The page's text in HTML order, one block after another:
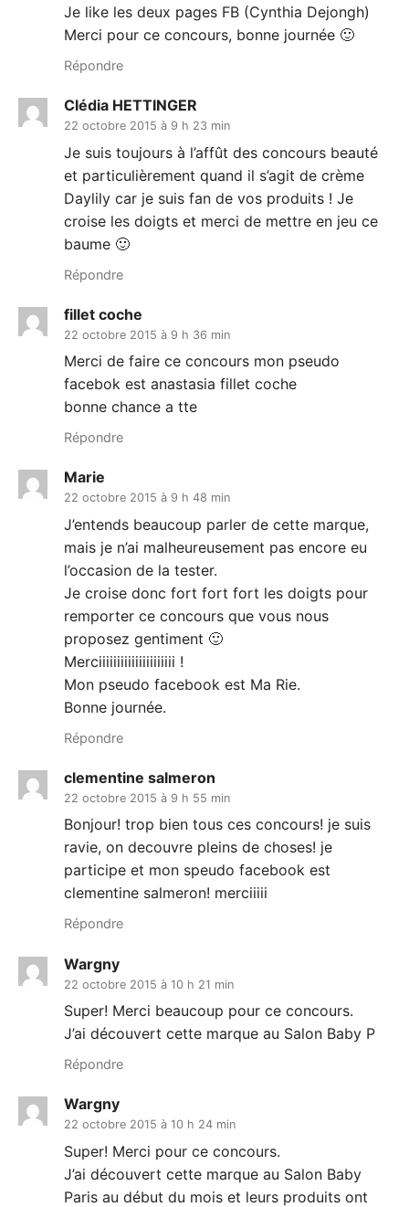
Je like les deux pages FB (Cynthia Dejongh)
Merci pour ce concours, bonne journée 🙂
Répondre
Clédia HETTINGER
22 octobre 2015 à 9 h 23 min
Je suis toujours à l’affût des concours beauté
et particulièrement quand il s’agit de crème
Daylily car je suis fan de vos produits ! Je
croise les doigts et merci de mettre en jeu ce
baume 🙂
Répondre
fillet coche
22 octobre 2015 à 9 h 36 min
Merci de faire ce concours mon pseudo
facebok est anastasia fillet coche
bonne chance a tte
Répondre
Marie
22 octobre 2015 à 9 h 48 min
J’entends beaucoup parler de cette marque,
mais je n’ai malheureusement pas encore eu
l’occasion de la tester.
Je croise donc fort fort fort les doigts pour
remporter ce concours que vous nous
proposez gentiment 🙂
Merciiiiiiiiiiiiiiiiiiiii !
Mon pseudo facebook est Ma Rie.
Bonne journée.
Répondre
clementine salmeron
22 octobre 2015 à 9 h 55 min
Bonjour! trop bien tous ces concours! je suis
ravie, on decouvre pleins de choses! je
participe et mon speudo facebook est
clementine salmeron! merciiiii
Répondre
Wargny
22 octobre 2015 à 10 h 21 min
Super! Merci beaucoup pour ce concours.
J’ai découvert cette marque au Salon Baby P
Répondre
Wargny
22 octobre 2015 à 10 h 24 min
Super! Merci pour ce concours.
J’ai découvert cette marque au Salon Baby
Paris au début du mois et leurs produits ont